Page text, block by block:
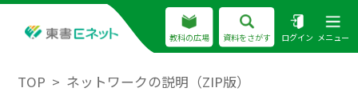
教科の広場 資料をさがす ログイン メニュー
TOP ネットワークの説明（ZIP版）